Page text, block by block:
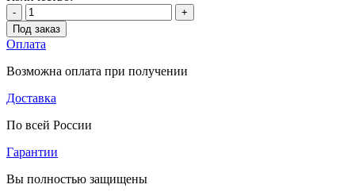
-
+
Под заказ
Оплата
Возможна оплата при получении
Доставка
По всей России
Гарантии
Вы полностью защищены